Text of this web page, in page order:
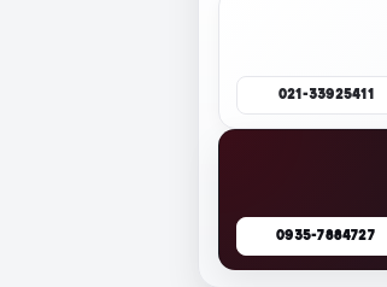
021-33925411
0935-7884727